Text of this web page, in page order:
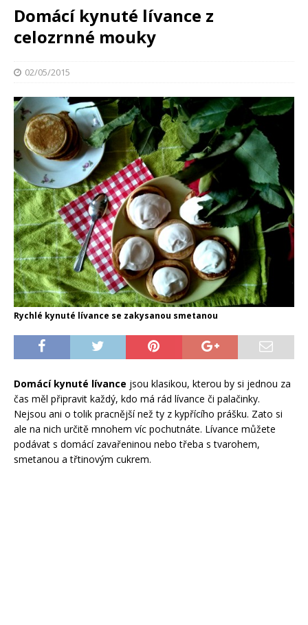
Domácí kynuté lívance z
celozrnné mouky
02/05/2015
Rychlé kynuté lívance se zakysanou smetanou
Domácí kynuté lívance jsou klasikou, kterou by si jednou za
čas měl připravit každý, kdo má rád lívance či palačinky.
Nejsou ani o tolik pracnější než ty z kypřícího prášku. Zato si
ale na nich určitě mnohem víc pochutnáte. Lívance můžete
podávat s domácí zavařeninou nebo třeba s tvarohem,
smetanou a třtinovým cukrem.